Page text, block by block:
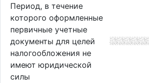
Период, в течение
которого оформленные
первичные учетные
документы для целей
налогообложения не
имеют юридической
силы